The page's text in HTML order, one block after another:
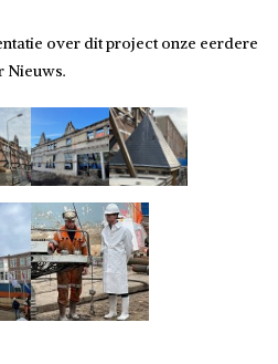
over dit project onze eerdere
Nieuws.